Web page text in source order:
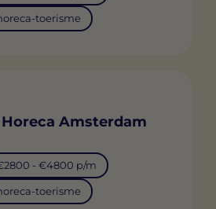
toerisme
Amsterdam
- €4800 p/m
toerisme